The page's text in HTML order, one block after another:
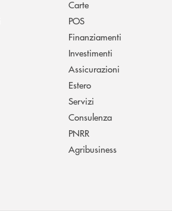
Carte
POS
Finanziamenti
Investimenti
Assicurazioni
Estero
Servizi
Consulenza
PNRR
Agribusiness